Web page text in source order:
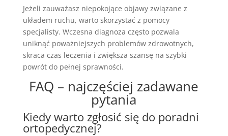
Jeżeli zauważasz niepokojące objawy związane z
układem ruchu, warto skorzystać z pomocy
specjalisty. Wczesna diagnoza często pozwala
uniknąć poważniejszych problemów zdrowotnych,
skraca czas leczenia i zwiększa szansę na szybki
powrót do pełnej sprawności.
FAQ – najczęściej zadawane
pytania
Kiedy warto zgłosić się do poradni
ortopedycznej?